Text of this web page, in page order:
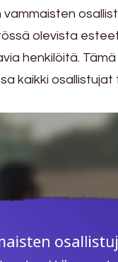
olevista
henkilöitä.
kaikki